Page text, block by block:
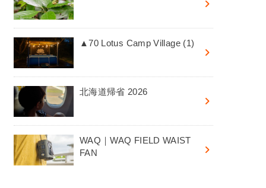
▲70 Lotus Camp Village (1)
北海道帰省 2026
WAQ｜WAQ FIELD WAIST
FAN